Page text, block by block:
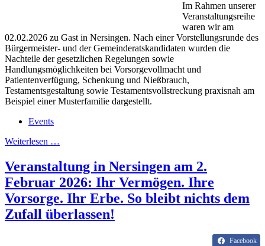
Im Rahmen unserer
Veranstaltungsreihe
waren wir am
02.02.2026 zu Gast in Nersingen. Nach einer Vorstellungsrunde des
Bürgermeister- und der Gemeinderatskandidaten wurden die
Nachteile der gesetzlichen Regelungen sowie
Handlungsmöglichkeiten bei Vorsorgevollmacht und
Patientenverfügung, Schenkung und Nießbrauch,
Testamentsgestaltung sowie Testamentsvollstreckung praxisnah am
Beispiel einer Musterfamilie dargestellt.
Events
Weiterlesen …
Veranstaltung in Nersingen am 2.
Februar 2026: Ihr Vermögen. Ihre
Vorsorge. Ihr Erbe. So bleibt nichts dem
Zufall überlassen!
Facebook